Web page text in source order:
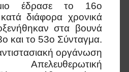
έδρασε το 16ο
διάφορα χρονικά
στα βουνά
και το 53ο Σύνταγμα.
οργάνωση
Απελευθερωτική